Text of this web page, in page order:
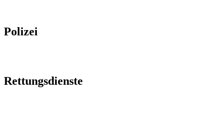
Polizei
Rettungsdienste